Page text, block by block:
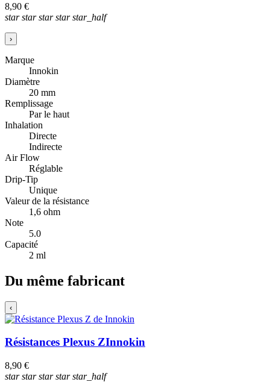
8,90 €
starstarstarstarstar_half
›
Marque
Innokin
Diamètre
20 mm
Remplissage
Par le haut
Inhalation
Directe
Indirecte
Air Flow
Réglable
Drip-Tip
Unique
Valeur de la résistance
1,6 ohm
Note
5.0
Capacité
2 ml
Du même fabricant
‹
Résistances Plexus ZInnokin
8,90 €
starstarstarstarstar_half